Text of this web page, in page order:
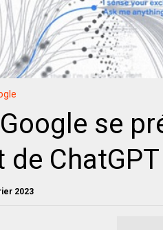
se
ChatGPT
2023